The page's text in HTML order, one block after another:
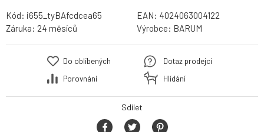
Kód: i655_tyBAfcdcea65 EAN: 4024063004122
Záruka: 24 měsíců Výrobce: BARUM
Do oblíbených
Porovnání
Dotaz prodejci
Hlídání
Sdílet